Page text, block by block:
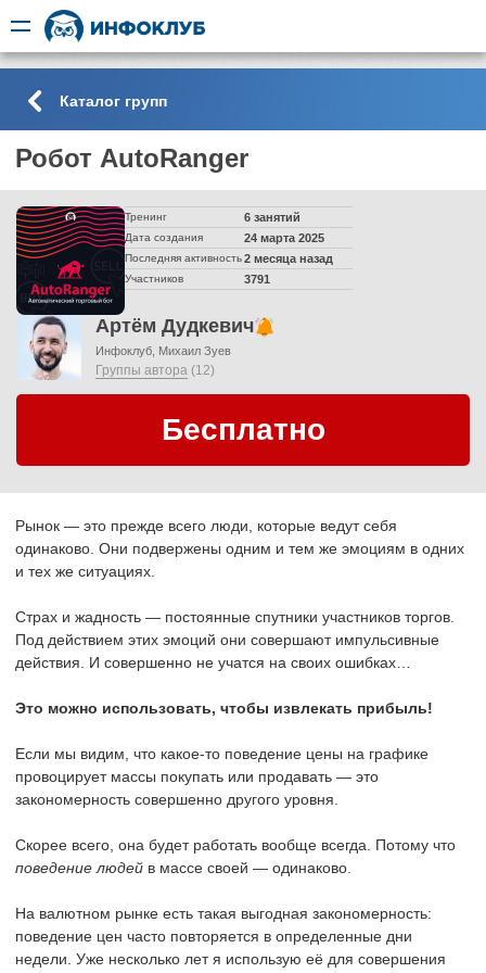
Каталог групп
Робот AutoRanger
Тренинг 6 занятий
Дата создания 24 марта 2025
Последняя активность2 месяца назад
Участников 3791
Артём Дудкевич
Инфоклуб Михаил Зуев
Группы автора (12)
Бесплатно
Рынок — это прежде всего люди, которые ведут себя
одинаково. Они подвержены одним и тем же эмоциям в одних
и тех же ситуациях.
Страх и жадность — постоянные спутники участников торгов.
Под действием этих эмоций они совершают импульсивные
действия. И совершенно не учатся на своих ошибках…
Это можно использовать, чтобы извлекать прибыль!
Если мы видим, что какое-то поведение цены на графике
провоцирует массы покупать или продавать — это
закономерность совершенно другого уровня.
Скорее всего, она будет работать вообще всегда. Потому что
поведение людей в массе своей — одинаково.
На валютном рынке есть такая выгодная закономерность:
поведение цен часто повторяется в определенные дни
недели. Уже несколько лет я использую её для совершения